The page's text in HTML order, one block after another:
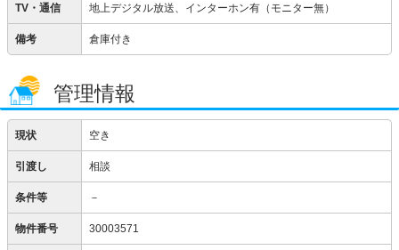
TV・通信 地上デジタル放送、インターホン有（モニター無）
備考 倉庫付き
管理情報
現状 空き
引渡し 相談
条件等 －
物件番号 30003571